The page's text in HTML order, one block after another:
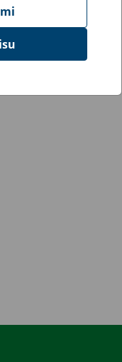
17, 24, 31 grudnia;
czas pracy